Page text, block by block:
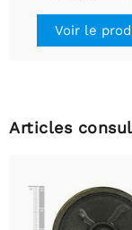
Voir le
Articles